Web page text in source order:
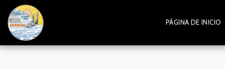
PÁGINA DE INICIO